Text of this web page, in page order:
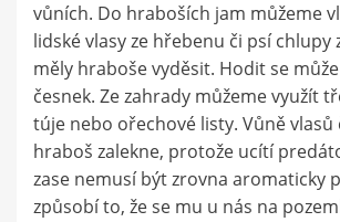
vůních. Do hraboších jam můžeme
lidské vlasy ze hřebenu či psí chlupy
měly hraboše vyděsit. Hodit se
česnek. Ze zahrady můžeme využít
túje nebo ořechové listy. Vůně vlasů
hraboš zalekne, protože ucítí
zase nemusí být zrovna aromaticky
způsobí to, že se mu u nás na